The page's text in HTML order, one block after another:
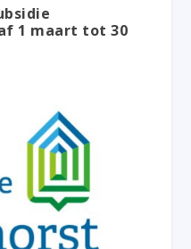
1 maart tot 30